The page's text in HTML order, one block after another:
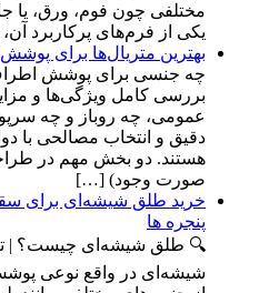
مختلفی چون فوم، ورق، یا
یکی از فرم‌های پرکاربرد
بهترین متریال‌ها برای
چه جنسی برای پوشش
بررسی کامل ویژگی‌ها و
عمومی، چه روباز و چه
دقیق و انتخاب مصالحی با
هستند. دو بخش مهم در
صورت وجود) […]
خرید طلق شیشه‌ای برای سقف
پنجره ها
🔍 طلق شیشه‌ای چیست؟ |
شیشه‌ای در واقع نوعی